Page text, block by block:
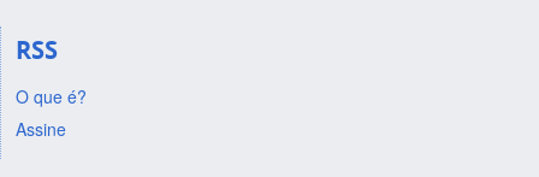
RSS
O que é?
Assine